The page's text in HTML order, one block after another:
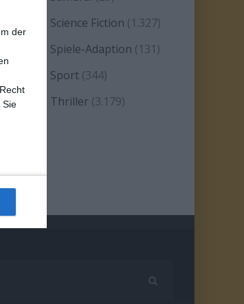
der
Sie
Science Fiction (1.327)
Spiele-Adaption (131)
Sport(344)
Thriller(3.179)